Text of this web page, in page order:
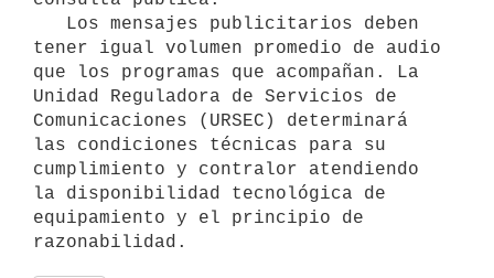
tener igual volumen promedio de audio
que los programas que acompañan. La
Unidad Reguladora de Servicios de
Comunicaciones (URSEC) determinará
las condiciones técnicas para su
cumplimiento y contralor atendiendo
la disponibilidad tecnológica de
equipamiento y el principio de